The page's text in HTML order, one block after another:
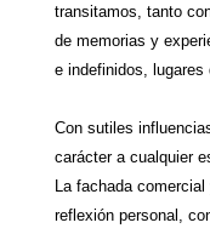
transitamos, tanto
de memorias y
e indefinidos,
Con sutiles
carácter a cualquier
La fachada
reflexión personal,